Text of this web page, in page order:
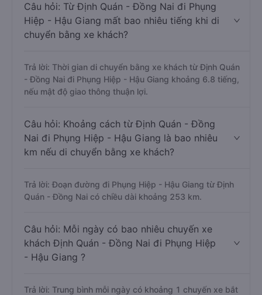
Câu hỏi: Từ Định Quán - Đồng Nai đi Phụng
Hiệp - Hậu Giang mất bao nhiêu tiếng khi di
chuyển bằng xe khách?
Trả lời: Thời gian di chuyển bằng xe khách từ Định Quán
- Đồng Nai đi Phụng Hiệp - Hậu Giang khoảng 6.8 tiếng,
nếu mật độ giao thông thuận lợi.
Câu hỏi: Khoảng cách từ Định Quán - Đồng
Nai đi Phụng Hiệp - Hậu Giang là bao nhiêu
km nếu di chuyển bằng xe khách?
Trả lời: Đoạn đường đi Phụng Hiệp - Hậu Giang từ Định
Quán - Đồng Nai có chiều dài khoảng 253 km.
Câu hỏi: Mỗi ngày có bao nhiêu chuyến xe
khách Định Quán - Đồng Nai đi Phụng Hiệp
- Hậu Giang ?
Trả lời: Trung bình mỗi ngày có khoảng 1 chuyến xe bắt